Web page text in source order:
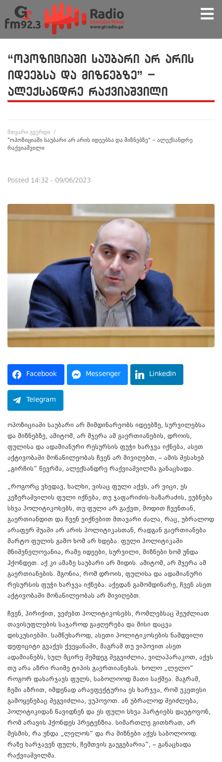
“ოპოზიციაში საუბარი არ არის
იდეებსა და მიზნებზე” –
ალექსანდრე რაქვიაშვილი
მთვარი გვერდი /
“ოპოზიციაში საუბარი არ არის იდეებსა და მიზნებზე” – ალექსანდრე
რაქვიაშვილი
Posted 14:32 - 09/06/2023
Facebook Messenger LinkedIn
Telegram
ოპოზიციაში საუბარი არ მიმდინარეობს იდეებზე, სურვილებსა
და მიზნებზე, ამიტომ, არ მჯერა ამ გაერთიანების, დროის,
ფულისა და ადამიანური რესურსის ფუჭი ხარჯვა იქნება, ასეთ
აქტივობაში მონაწილეობას ჩვენ არ მივიღებთ, – ამის შესახებ
„გირჩის“ წევრმა, ალექსანდრე რაქვიაშვილმა განაცხადა.
„როგორც ვხედავ, ხალხი, ვისაც ფული აქვს, არ ვიცი, ეს
კეზერაშვილის ფული იქნება, თუ ჯაფარიძის-ხაზარაძის, ეუბნება
სხვა პოლიტიკოსებს, თუ ფული არ გაქვთ, მოდით ჩვენთან,
გაერთიანდით და ჩვენ ვიქნებით მთავარი ძალა, რაც, უბრალოდ
არაფერ შუაში არ არის პოლიტიკასთან, რადგან გაერთიანება
მარტო ფულის გამო ხომ არ ხდება. ფული პოლიტიკაში
მნიშვნელოვანია, რამე იდეები, სურვილი, მიზნები ხომ უნდა
ჰქონდეთ. აქ კი ამაზე საუბარი არ მიდის. ამიტომ, არ მჯერა ამ
გაერთიანების. მგონია, რომ დროის, ფულისა და ადამიანური
რესურსის ფუჭი ხარჯვა იქნება. აქედან გამომდინარე, ჩვენ ასეთ
აქტივობაში მონაწილეობას არ მივიღებთ.
ჩვენ, პირიქით, ვეძებთ პოლიტიკოსებს, რომლებსაც შეუძლიათ
თავისუფლების საჯაროდ გაჟღერება და მისი დაცვა
დისკუსიებში. სამწუხაროდ, ასეთი პოლიტიკოსების ნამდვილი
დეფიციტი გვაქვს ქვეყანაში, მაგრამ თუ ვიპოვით ასეთ
ადამიანებს, სულ მცირე შემდეგ შეგვიძლია, ვილაპარაკოთ, აქვს
თუ არა აზრი რაიმე ტიპის გაერთიანებას. ხოლო „ლელო“
როგორ დახარჯავს ფულს, საბოლოოდ მათი საქმეა. მაგრამ,
ჩემი აზრით, იმდენად არაეფექტურია ეს ხარჯვა, რომ უკეთესი
გამოყენებაც შეგვიძლია, ვუპოვოთ. ან უბრალოდ შეიძლება,
პოლიტიკიდან წავიდნენ და ეს ფული სხვა პარტიებს დაუტოვონ,
რომ არავის ჰქონდეს პრეტენზია. სიმართლე გითხრათ, არ
მესმის, რა უნდა „ლელოს“ და რა მიზნები აქვს საბოლოოდ.
რაზე ხარჯავენ ფულს, ჩემთვის გაუგებარია“, – განაცხადა
რაქვიაშვილმა.